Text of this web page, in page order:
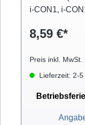
i-CON1, i-
8,59 €*
Preis inkl. MwSt.
Lieferzeit: 2-5